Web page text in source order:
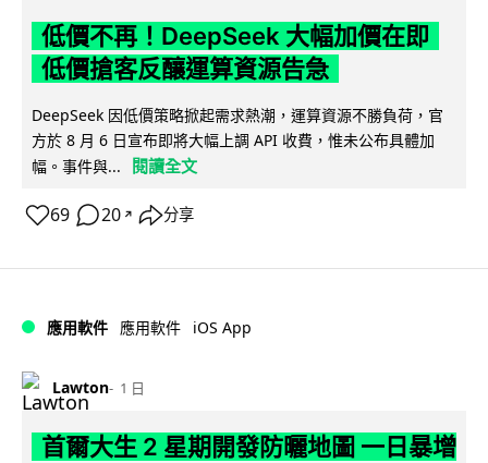
低價不再！DeepSeek 大幅加價在即
低價搶客反釀運算資源告急
DeepSeek 因低價策略掀起需求熱潮，運算資源不勝負荷，官
方於 8 月 6 日宣布即將大幅上調 API 收費，惟未公布具體加
幅。事件與...
閱讀全文
69 20 ↗ 分享
應用軟件 應用軟件 iOS App
Lawton 1 日
首爾大生 2 星期開發防曬地圖 一日暴增